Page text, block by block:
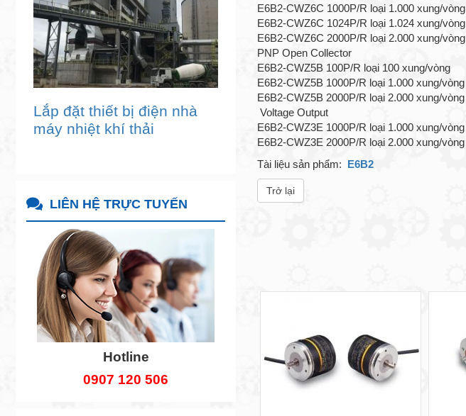
E6B2-CWZ6C 1000P/R loại 1.000 xung/vòng
E6B2-CWZ6C 1024P/R loại 1.024 xung/vòng
E6B2-CWZ6C 2000P/R loại 2.000 xung/vòng
PNP Open Collector
E6B2-CWZ5B 100P/R loại 100 xung/vòng
E6B2-CWZ5B 1000P/R loại 1.000 xung/vòng
E6B2-CWZ5B 2000P/R loại 2.000 xung/vòng
Voltage Output
E6B2-CWZ3E 1000P/R loại 1.000 xung/vòng
E6B2-CWZ3E 2000P/R loại 2.000 xung/vòng
Tài liệu sản phẩm: E6B2
Trở lại
Lắp đặt thiết bị điện nhà
máy nhiệt khí thải
LIÊN HỆ TRỰC TUYẾN
Hotline
0907 120 506